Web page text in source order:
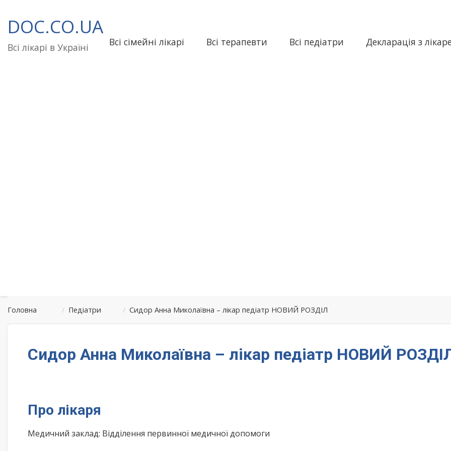
до
вмісту
DOC.CO.UA
Всі лікарі в Україні Всі сімейні лікарі Всі терапевти Всі педіатри Декларація з
Головна / Педіатри / Сидор Анна Миколаївна – лікар педіатр НОВИЙ РОЗДІЛ
Сидор Анна Миколаївна – лікар педіатр НОВИЙ
Про лікаря
Медичний заклад: Відділення первинної медичної допомоги